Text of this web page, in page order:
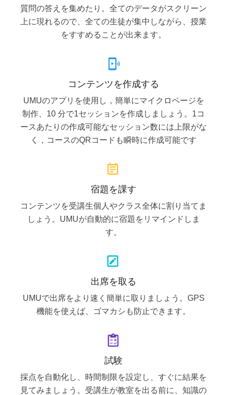
質問の答えを集めたり。全てのデータがスクリーン
上に現れるので、全ての生徒が集中しながら、授業
をすすめることが出来ます。
コンテンツを作成する
UMUのアプリを使用し，簡単にマイクロページを
制作、10 分で1セッションを作成しましょう。1コ
ースあたりの作成可能なセッション数には上限がな
く，コースのQRコードも瞬時に作成可能です
宿題を課す
コンテンツを受講生個人やクラス全体に割り当てま
しょう。UMUが自動的に宿題をリマインドしま
す。
出席を取る
UMUで出席をより速く簡単に取りましょう。GPS
機能を使えば、ゴマカシも防止できます。
試験
採点を自動化し、時間制限を設定し、すぐに結果を
見てみましょう。受講生が教室を出る前に、知識の